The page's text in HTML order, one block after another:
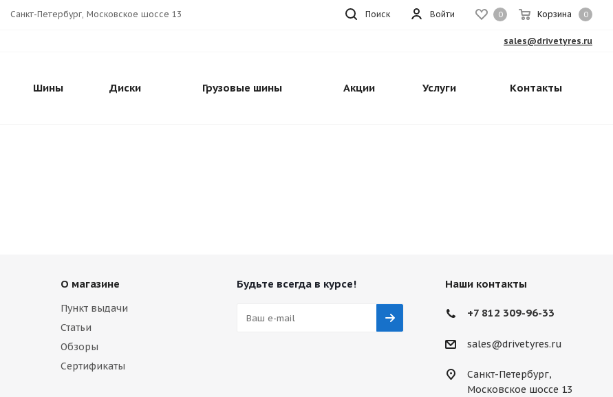
0 Корзина 0
Войти
Санкт-Петербург, Московское шоссе 13 Поиск
sales@drivetyres.ru
Шины Диски Грузовые шины Акции Услуги Контакты
О магазине
Пункт выдачи
Статьи
Обзоры
Сертификаты
Будьте всегда в курсе! Наши контакты
+7 812 309-96-33
sales@drivetyres.ru
Санкт-Петербург,
Московское шоссе 13